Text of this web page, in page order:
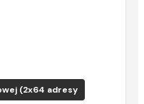
(2x64 adresy